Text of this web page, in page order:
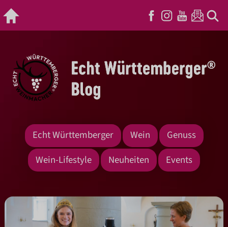
Echt Württemberger Wein
Genuss
Wein-Lifestyle
Neuheiten Events